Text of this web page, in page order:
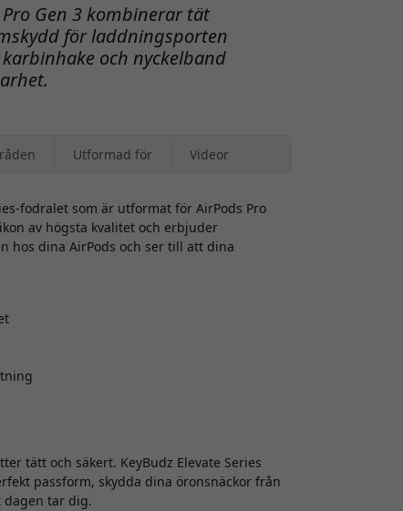
Pro Gen 3 kombinerar tät
för laddningsporten
och nyckelband
Utformad för Videor
fodralet som är utformat för AirPods Pro
av högsta kvalitet och erbjuder
hos dina AirPods och ser till att dina
tätt och säkert. KeyBudz Elevate Series
passform, skydda dina öronsnäckor från
dagen tar dig.